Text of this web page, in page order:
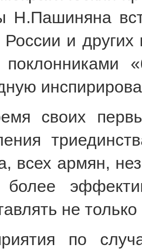
Н.Пашиняна
и других
поклонниками
своих
всех армян,
более
не
по